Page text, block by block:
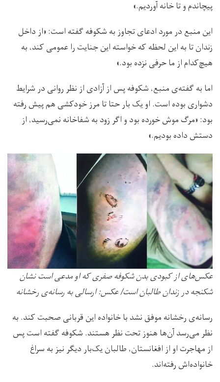
پیچاندم و تا خانه آوردیم.»
این منبع در مورد ادعای تجاوز به شکوفه گفته است: «از داخل
زندان تا به این لحظه که خواسته این جنایت را عمومی کند، به
هیچ‌کدام از ما حرفی نزده بود.»
اما به گفته‌ی منبع، شکوفه پس از آزادی از نظر روانی در شرایط
دشواری بوده است. او یک بار حتا تا مرز خودکشی هم پیش رفته
بود: «مرگ موش خورده بود و اگر زود به شفاخانه نمی‌رسید، از
دستش داده بودیم.»
عکس‌های از کبودی بدن شکوفه صفری که او مدعی است نشان
شکنجه در زندان طالبان است/ عکس: ارسالی به رسانه‌ی رخشانه
رسانه‌ی رخشانه موفق نشد با خانواده این قربانی صحبت کند. به
نظر می‌رسد آن‌ها هنوز تحت نظر هستند. شکوفه گفته است پس
از مهاجرت او از افغانستان، طالبان یک‌بار دیگر نیز به سراغ
خانواده‌اش رفته‌اند.